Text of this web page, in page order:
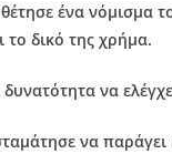
ένα νόμισμα
δικό της χρήμα.
να
να παράγει